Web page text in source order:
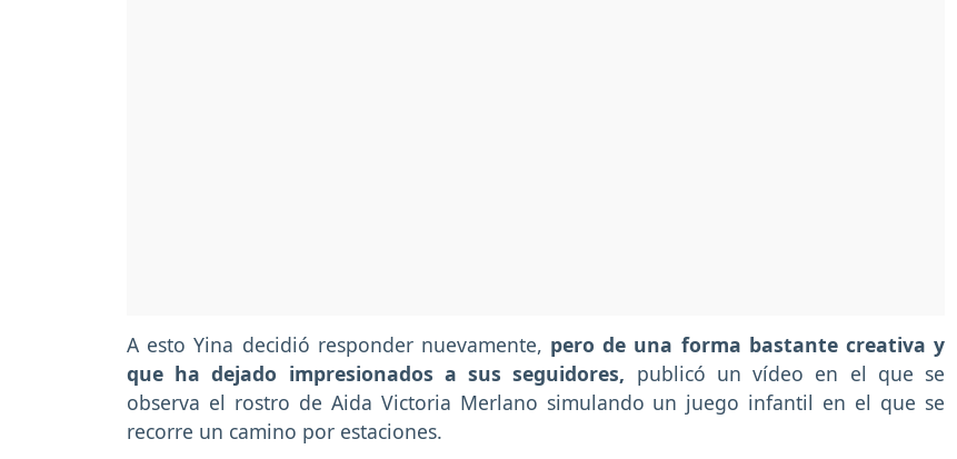
A esto Yina decidió responder nuevamente, pero de una forma bastante creativa y
que ha dejado impresionados a sus seguidores, publicó un vídeo en el que se
observa el rostro de Aida Victoria Merlano simulando un juego infantil en el que se
recorre un camino por estaciones.